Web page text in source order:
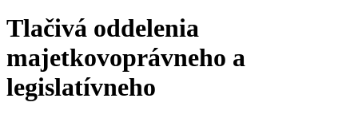
Tlačivá oddelenia
majetkovoprávneho a
legislatívneho